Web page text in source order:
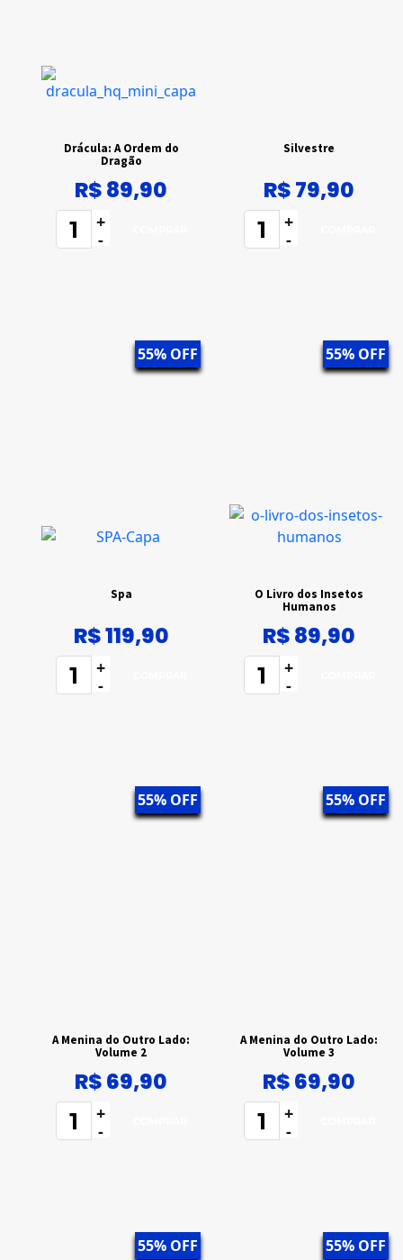
Drácula: A Ordem do
Dragão
R$ 89,90
+
-
Silvestre
R$ 79,90
+
-
55% OFF
Spa
R$ 119,90
+
-
55% OFF
O Livro dos Insetos
Humanos
R$ 89,90
+
-
55% OFF
A Menina do Outro Lado:
Volume 2
R$ 69,90
+
-
55% OFF
A Menina do Outro Lado:
Volume 3
R$ 69,90
+
-
55% OFF 55% OFF